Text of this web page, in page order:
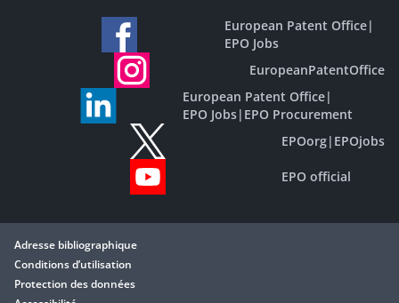
European Patent Office|
EPO Jobs
EuropeanPatentOffice
European Patent Office|
EPO Jobs| EPO Procurement
EPOorg| EPOjobs
EPO official
Adresse bibliographique
Conditions d’utilisation
Protection des données